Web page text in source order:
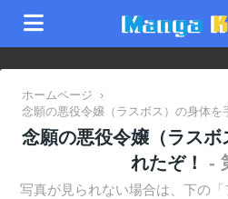
ホームページ
›
念願の悪役令嬢（ラスボス）の身体を
念願の悪役令嬢（ラスボ
れたぞ！ -
写真が見られない場合は、下の